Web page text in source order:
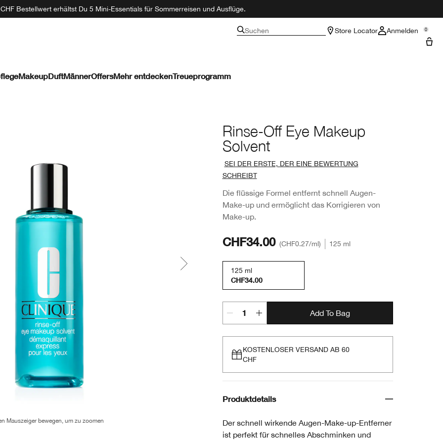
Bestellwert erhältst Du 5 Mini-Essentials für Sommerreisen und Ausflüge.
Suchen Store Locator Anmelden 0
MakeupDuftMännerOffersMehr entdeckenTreueprogramm
Rinse-Off Eye Makeup
Solvent
SEI DER ERSTE, DER EINE BEWERTUNG
SCHREIBT
Die flüssige Formel entfernt schnell Augen-
Make-up und ermöglicht das Korrigieren von
Make-up.
Mauszeiger bewegen, um zu zoomen
CHF34.00 CHF0.27/ml 125 ml
125 ml
CHF34.00
Add To Bag
KOSTENLOSER VERSAND AB 60
CHF
Produktdetails
Der schnell wirkende Augen-Make-up-Entferner
ist perfekt für schnelles Abschminken und